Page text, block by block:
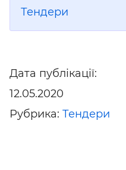
Тендери
Дата публікації:
12.05.2020
Рубрика: Тендери